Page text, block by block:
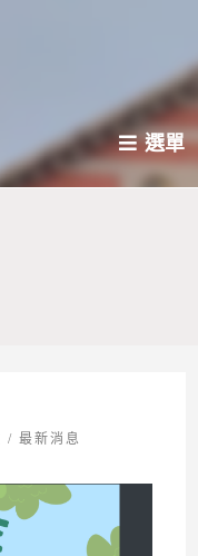
選單
/ 最新消息